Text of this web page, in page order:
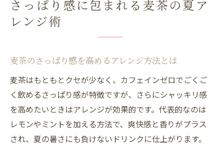
麦茶アレンジで夏の飲み方をもっと快適に
麦茶でシャッキリ感を楽しむ工夫とは
夫
麦茶アレンジがもたらす爽快なシャッキリ
感
ごくごく飲める麦茶の秘密とリフレッシュ
法
麦茶にレモンを加えるシャッキリ感アップ
さっぱり感に包まれる麦茶の夏ア
レンジ術
麦茶のさっぱり感を高めるアレンジ方法とは
麦茶はもともとクセが少なく、カフェインゼロでごくご
く飲めるさっぱり感が特徴ですが、さらにシャッキリ感
を高めたいときはアレンジが効果的です。代表的なのは
レモンやミントを加える方法で、爽快感と香りがプラス
され、夏の暑さにも負けないドリンクに仕上がります。